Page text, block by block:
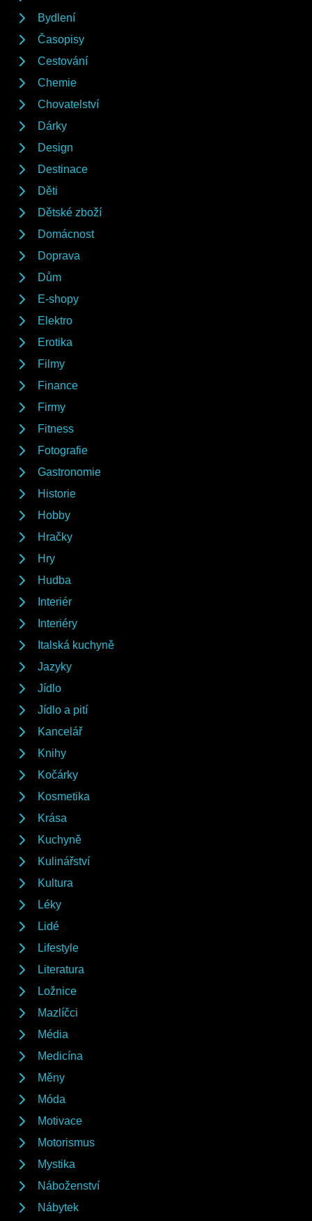
Bydlení
Časopisy
Cestování
Chemie
Chovatelství
Dárky
Design
Destinace
Děti
Dětské zboží
Domácnost
Doprava
Dům
E-shopy
Elektro
Erotika
Filmy
Finance
Firmy
Fitness
Fotografie
Gastronomie
Historie
Hobby
Hračky
Hry
Hudba
Interiér
Interiéry
Italská kuchyně
Jazyky
Jídlo
Jídlo a pití
Kancelář
Knihy
Kočárky
Kosmetika
Krása
Kuchyně
Kulinářství
Kultura
Léky
Lidé
Lifestyle
Literatura
Ložnice
Mazlíčci
Média
Medicína
Měny
Móda
Motivace
Motorismus
Mystika
Náboženství
Nábytek